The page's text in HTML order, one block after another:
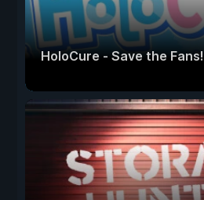
HoloCure - Save the Fans!